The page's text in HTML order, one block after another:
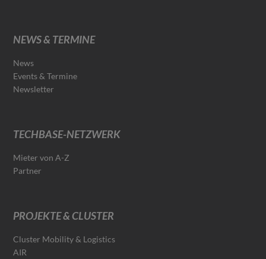
NEWS & TERMINE
News
Events & Termine
Newsletter
TECHBASE-NETZWERK
Mieter von A-Z
Partner
PROJEKTE & CLUSTER
Cluster Mobility & Logistics
AIR